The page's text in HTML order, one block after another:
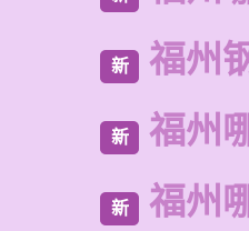
新 福州
新 福州
新 福州